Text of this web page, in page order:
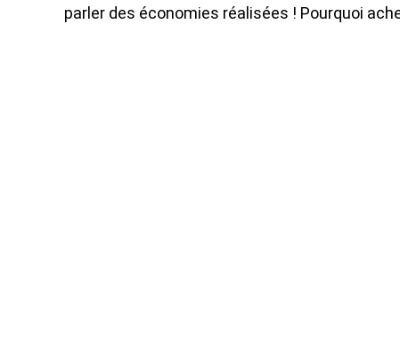
parler des économies réalisées ! Pourquoi